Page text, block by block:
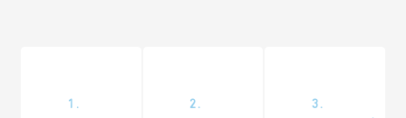
1.
2.
3.